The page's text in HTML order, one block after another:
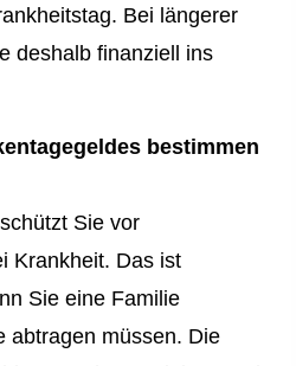
Bei längerer
deshalb finanziell ins
bestimmen
Sie vor
Krankheit. Das ist
Sie eine Familie
abtragen müssen. Die